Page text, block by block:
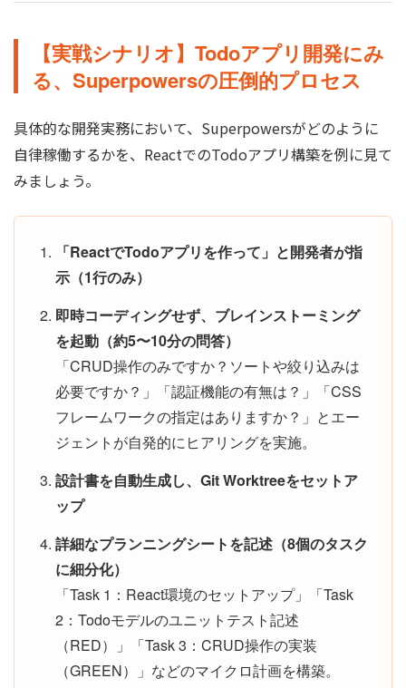
【実戦シナリオ】Todoアプリ開発にみ
る、Superpowersの圧倒的プロセス
具体的な開発実務において、Superpowersがどのように
自律稼働するかを、ReactでのTodoアプリ構築を例に見て
みましょう。
「ReactでTodoアプリを作って」と開発者が指
示（1行のみ）
即時コーディングせず、ブレインストーミング
を起動（約5〜10分の問答）
「CRUD操作のみですか？ソートや絞り込みは
必要ですか？」「認証機能の有無は？」「CSS
フレームワークの指定はありますか？」とエー
ジェントが自発的にヒアリングを実施。
設計書を自動生成し、Git Worktreeをセットア
ップ
詳細なプランニングシートを記述（8個のタスク
に細分化）
「Task 1：React環境のセットアップ」「Task
2：Todoモデルのユニットテスト記述
（RED）」「Task 3：CRUD操作の実装
（GREEN）」などのマイクロ計画を構築。